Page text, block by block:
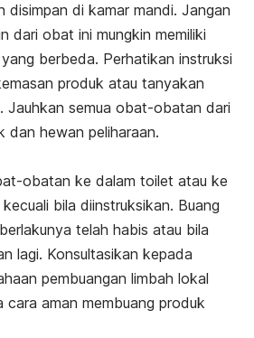
disimpan di kamar mandi. Jangan
dari obat ini mungkin memiliki
berbeda. Perhatikan instruksi
produk atau tanyakan
Jauhkan semua obat-obatan dari
dan hewan peliharaan.
obatan ke dalam toilet atau ke
bila diinstruksikan. Buang
telah habis atau bila
lagi. Konsultasikan kepada
pembuangan limbah lokal
cara aman membuang produk